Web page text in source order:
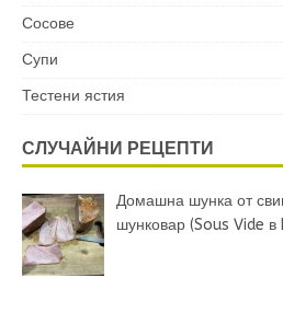
Сосове
Супи
Тестени ястия
СЛУЧАЙНИ РЕЦЕПТИ
Домашна шунка от
шунковар (Sous Vide